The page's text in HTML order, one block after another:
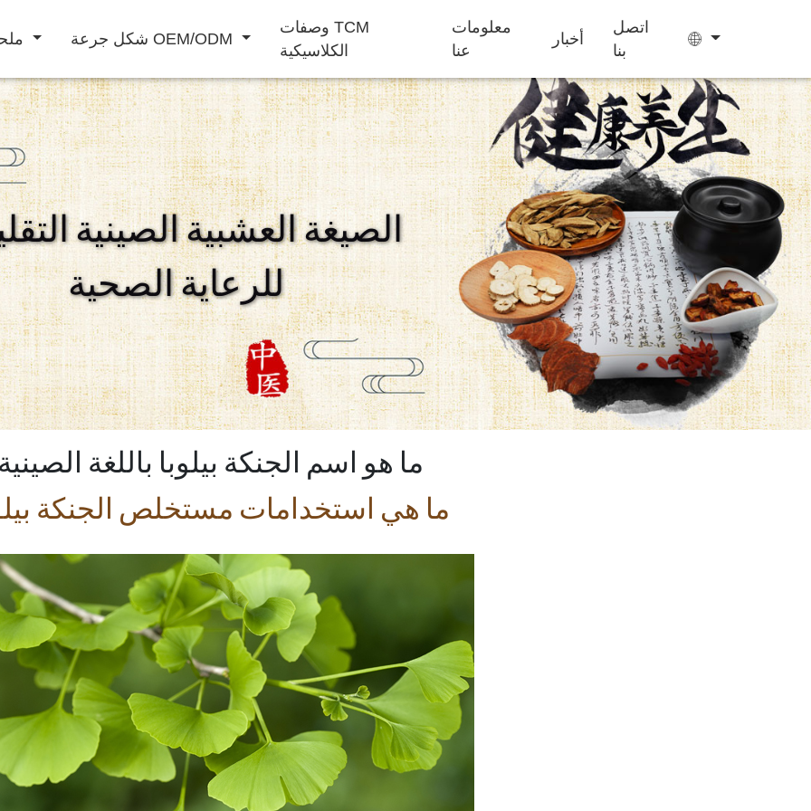
شكل جرعة OEM/ODM
وصفات TCM
الكلاسيكية
معلومات
عنا
أخبار
اتصل
بنا
تحسين المناعة تعزيز الذكور
المحافظة على
القلب والأوعية
الدموية
تحسين النوم
مكملات غذائية
للأطفال لزيادة
الوزن
كعكة إيجيو
مشروب بودرة مشروب سائل أكياس الشاي حلوى الجيلي
الصيغة العشبية الصينية
للرعاية الصحية
ما هو اسم الجنكة بيلوبا باللغة
ما هي استخدامات مستخلص الجنكة